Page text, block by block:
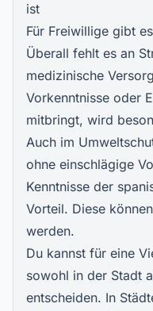
ist
Für Freiwillige gibt
Überall fehlt es an
medizinische
Vorkenntnisse oder
mitbringt, wird
Auch im
ohne einschlägige
Kenntnisse der
Vorteil. Diese
werden.
Du kannst für eine
sowohl in der Stadt
entscheiden. In